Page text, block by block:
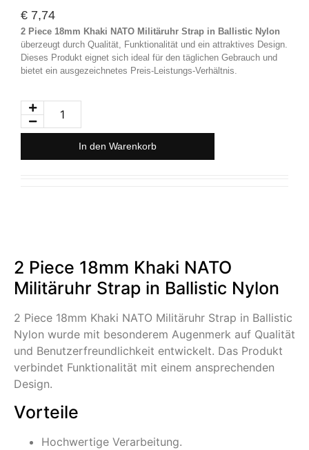
€ 7,74
2 Piece 18mm Khaki NATO Militäruhr Strap in Ballistic Nylon
überzeugt durch Qualität, Funktionalität und ein attraktives Design.
Dieses Produkt eignet sich ideal für den täglichen Gebrauch und
bietet ein ausgezeichnetes Preis-Leistungs-Verhältnis.
In den Warenkorb
2 Piece 18mm Khaki NATO
Militäruhr Strap in Ballistic Nylon
2 Piece 18mm Khaki NATO Militäruhr Strap in Ballistic
Nylon wurde mit besonderem Augenmerk auf Qualität
und Benutzerfreundlichkeit entwickelt. Das Produkt
verbindet Funktionalität mit einem ansprechenden
Design.
Vorteile
Hochwertige Verarbeitung.